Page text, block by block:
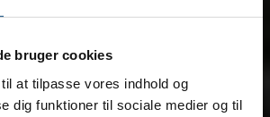
bruger cookies
at tilpasse vores indhold og
dig funktioner til sociale medier og til